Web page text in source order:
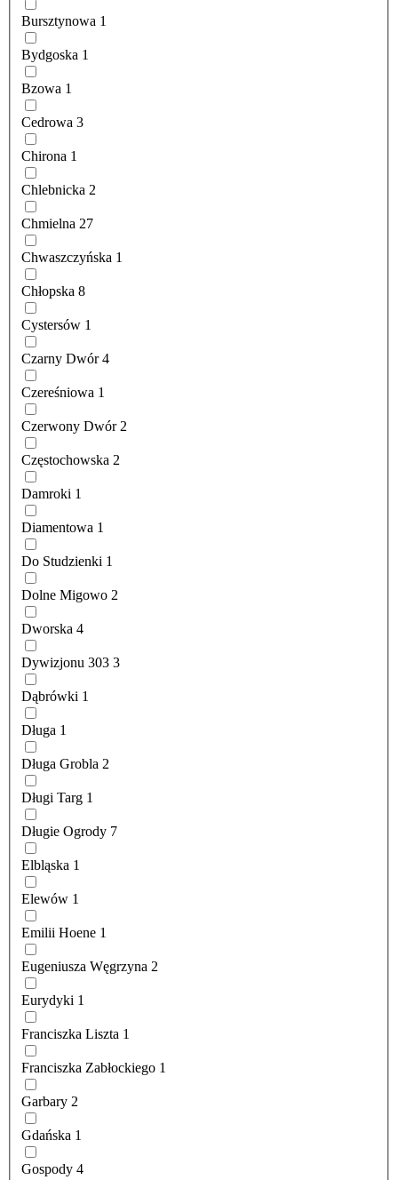
Bursztynowa 1
Bydgoska 1
Bzowa 1
Cedrowa 3
Chirona 1
Chlebnicka 2
Chmielna 27
Chwaszczyńska 1
Chłopska 8
Cystersów 1
Czarny Dwór 4
Czereśniowa 1
Czerwony Dwór 2
Częstochowska 2
Damroki 1
Diamentowa 1
Do Studzienki 1
Dolne Migowo 2
Dworska 4
Dywizjonu 303 3
Dąbrówki 1
Długa 1
Długa Grobla 2
Długi Targ 1
Długie Ogrody 7
Elbląska 1
Elewów 1
Emilii Hoene 1
Eugeniusza Węgrzyna 2
Eurydyki 1
Franciszka Liszta 1
Franciszka Zabłockiego 1
Garbary 2
Gdańska 1
Gospody 4